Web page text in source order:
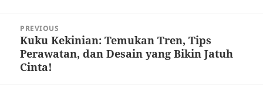
navigation
PREVIOUS
Previous
post:
Kuku Kekinian: Temukan Tren, Tips
Perawatan, dan Desain yang Bikin Jatuh
Cinta!